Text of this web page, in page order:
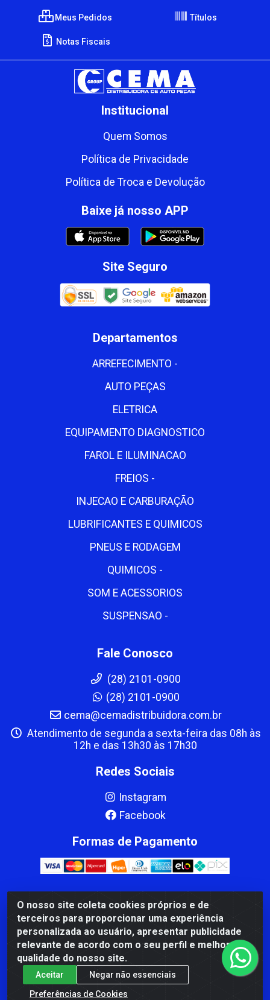
O nosso site coleta cookies próprios e de
terceiros para proporcionar uma experiência
personalizada ao usuário, apresentar publicidade
relevante de acordo com o seu perfil e melhorar a
qualidade do nosso site.
Aceitar
Negar não essenciais
Preferências de Cookies
Meus Pedidos Títulos
Notas Fiscais
Institucional
Quem Somos
Política de Privacidade
Política de Troca e Devolução
Baixe já nosso APP
Site Seguro
Departamentos
ARREFECIMENTO -
AUTO PEÇAS
ELETRICA
EQUIPAMENTO DIAGNOSTICO
FAROL E ILUMINACAO
FREIOS -
INJECAO E CARBURAÇÃO
LUBRIFICANTES E QUIMICOS
PNEUS E RODAGEM
QUIMICOS -
SOM E ACESSORIOS
SUSPENSAO -
Fale Conosco
(28) 2101-0900
(28) 2101-0900
cema@cemadistribuidora.com.br
Atendimento de segunda a sexta-feira das 08h às
12h e das 13h30 às 17h30
Redes Sociais
Instagram
Facebook
Formas de Pagamento
CBP MACEDO COMERCIO PEÇAS LTDA Matriz - av Mauro
Miranda Madureira, 1249 - Coramara , Cachoeiro de
Itapemirim/ES - CEP 29.311-310 - CNPJ 00.502.680/0001-41